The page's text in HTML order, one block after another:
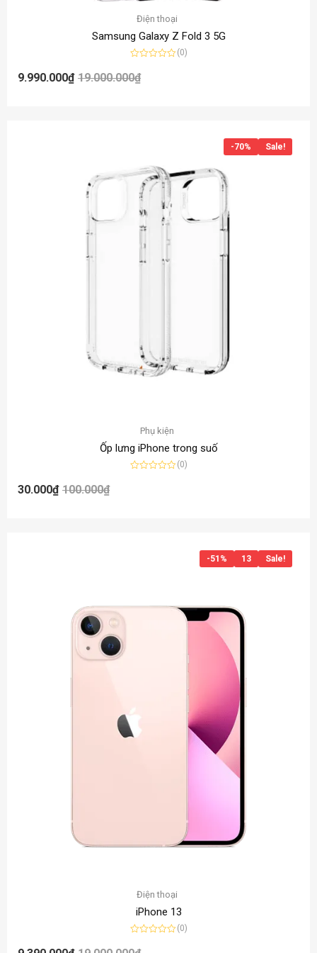
Điện thoại
Samsung Galaxy Z Fold 3 5G
xếp
hạng
(0)
19.000.000₫
9.990.000₫
-70% Sale!
Phụ kiện
Ốp lưng iPhone trong suố
(0)
100.000₫
30.000₫
-51% 13 Sale!
Điện thoại
iPhone 13
xếp
(0)